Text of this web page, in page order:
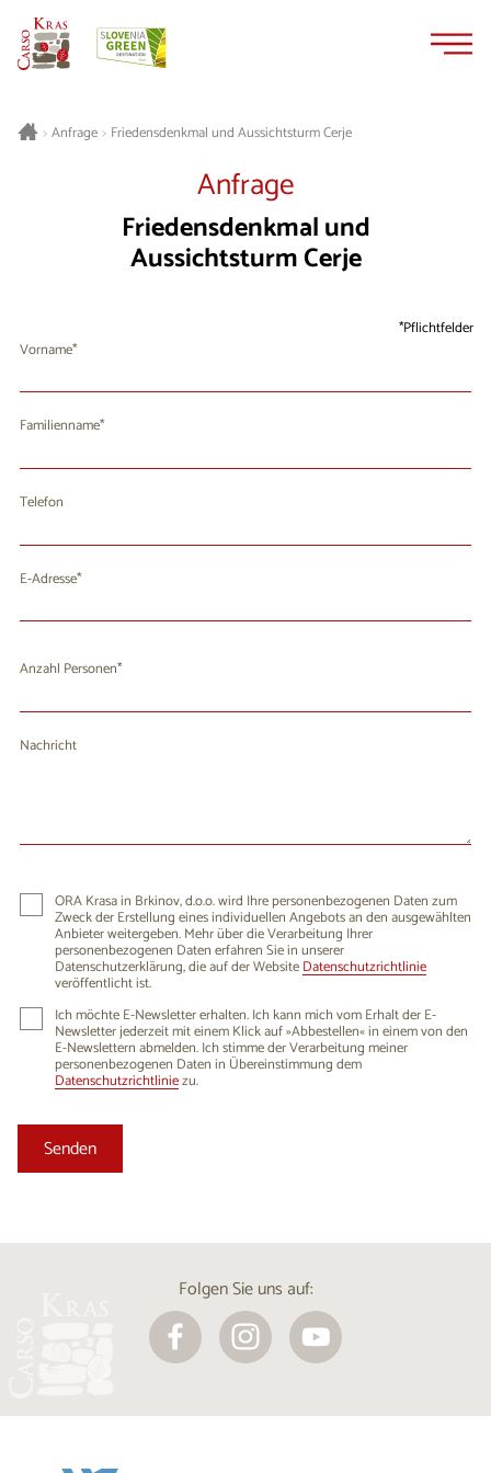
>Anfrage> Friedensdenkmal und Aussichtsturm Cerje
Anfrage
Friedensdenkmal und
Aussichtsturm Cerje
Pflichtfelder
Vorname
Familienname
Telefon
E-Adresse
Anzahl Personen
Nachricht
ORA Krasa in Brkinov, d.o.o. wird Ihre personenbezogenen Daten zum
Zweck der Erstellung eines individuellen Angebots an den ausgewählten
Anbieter weitergeben. Mehr über die Verarbeitung Ihrer
personenbezogenen Daten erfahren Sie in unserer
Datenschutzerklärung, die auf der WebsiteDatenschutzrichtlinie
veröffentlicht ist.
Ich möchte E-Newsletter erhalten. Ich kann mich vom Erhalt der E-
Newsletter jederzeit mit einem Klick auf »Abbestellen« in einem von den
E-Newslettern abmelden. Ich stimme der Verarbeitung meiner
personenbezogenen Daten in Übereinstimmung dem
Datenschutzrichtliniezu.
Folgen Sie uns auf: